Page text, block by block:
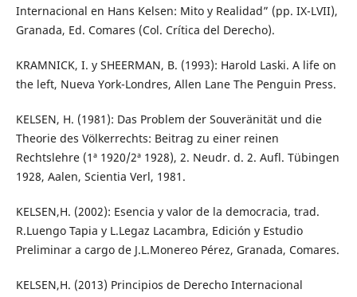
Internacional en Hans Kelsen: Mito y Realidad” (pp. IX-LVII),
Granada, Ed. Comares (Col. Crítica del Derecho).
KRAMNICK, I. y SHEERMAN, B. (1993): Harold Laski. A life on
the left, Nueva York-Londres, Allen Lane The Penguin Press.
KELSEN, H. (1981): Das Problem der Souveränität und die
Theorie des Völkerrechts: Beitrag zu einer reinen
Rechtslehre (1ª 1920/2ª 1928), 2. Neudr. d. 2. Aufl. Tübingen
1928, Aalen, Scientia Verl, 1981.
KELSEN,H. (2002): Esencia y valor de la democracia, trad.
R.Luengo Tapia y L.Legaz Lacambra, Edición y Estudio
Preliminar a cargo de J.L.Monereo Pérez, Granada, Comares.
KELSEN,H. (2013) Principios de Derecho Internacional